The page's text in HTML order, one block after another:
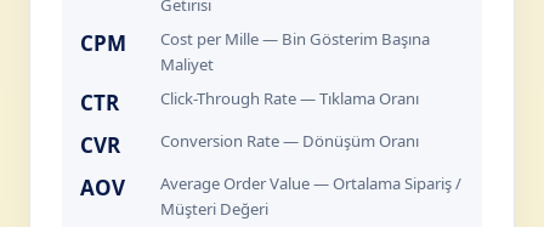
Getirisi
CPM
Cost per Mille — Bin Gösterim Başına
Maliyet
CTR Click-Through Rate — Tıklama Oranı
CVR Conversion Rate — Dönüşüm Oranı
AOV
Average Order Value — Ortalama Sipariş /
Müşteri Değeri